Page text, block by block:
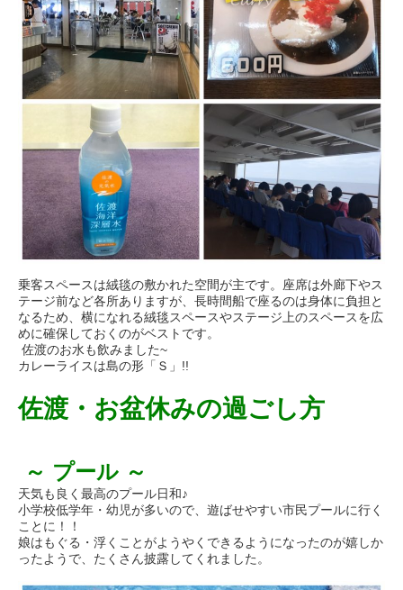
乗客スペースは絨毯の敷かれた空間が主です。 座席は外廊下やス
テージ前など各所ありますが、 長時間船で座るのは身体に負担と
なるため、 横になれる絨毯スペースやステージ上のスペースを広
めに確保しておくのがベストです。
佐渡のお水も飲みました~
カレーライスは島の形「Ｓ」!!
佐渡・お盆休みの過ごし方
～ プール ～
天気も良く最高のプール日和♪
小学校低学年・幼児が多いので、遊ばせやすい市民プールに行く
ことに！！
娘はもぐる・浮くことがようやくできるようになったのが嬉しか
ったようで、たくさん披露してくれました。